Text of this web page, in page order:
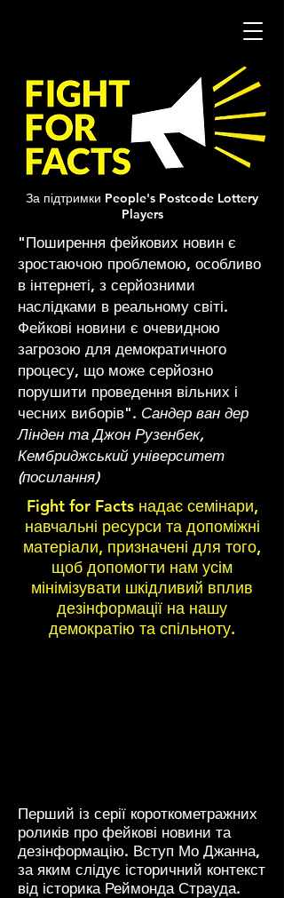
За підтримки People's Postcode Lottery
Players
"Поширення фейкових новин є
зростаючою проблемою, особливо
в інтернеті, з серйозними
наслідками в реальному світі.
Фейкові новини є очевидною
загрозою для демократичного
процесу, що може серйозно
порушити проведення вільних і
чесних виборів". Сандер ван дер
Лінден та Джон Рузенбек,
Кембриджський університет
(посилання)
Fight for Facts надає семінари,
навчальні ресурси та допоміжні
матеріали, призначені для того,
щоб допомогти нам усім
мінімізувати шкідливий вплив
дезінформації на нашу
демократію та спільноту.
Перший із серії короткометражних
роликів про фейкові новини та
дезінформацію. Вступ Мо Джанна,
за яким слідує історичний контекст
від історика Реймонда Страуда.